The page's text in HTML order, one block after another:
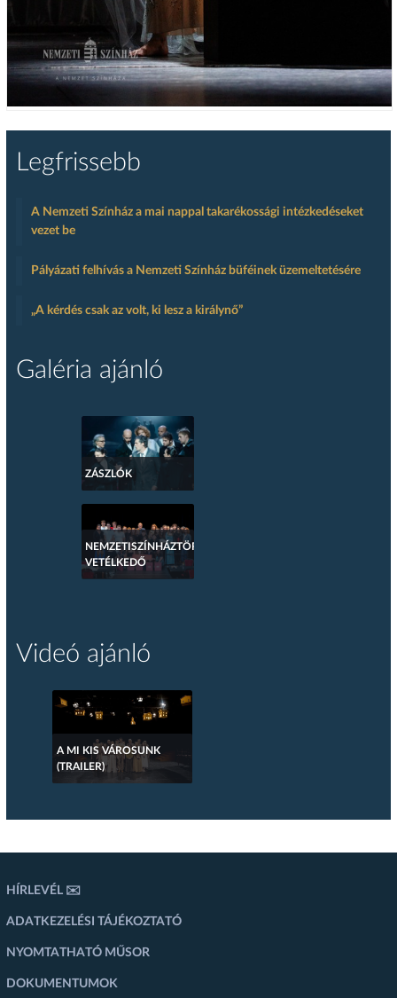
Legfrissebb
A Nemzeti Színház a mai nappal takarékossági intézkedéseket
vezet be
Pályázati felhívás a Nemzeti Színház büféinek üzemeltetésére
„A kérdés csak az volt, ki lesz a királynő”
Galéria ajánló
ZÁSZLÓK
NEMZETISZÍNHÁZTÖRTÉNETI
VETÉLKEDŐ
Videó ajánló
A MI KIS VÁROSUNK
(TRAILER)
HÍRLEVÉL ✉️
ADATKEZELÉSI TÁJÉKOZTATÓ
NYOMTATHATÓ MŰSOR
DOKUMENTUMOK